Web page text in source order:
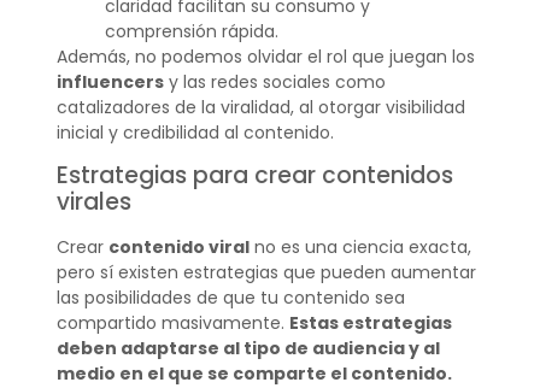
claridad facilitan su consumo y
comprensión rápida.
Además, no podemos olvidar el rol que juegan los
influencersy las redes sociales como
catalizadores de la viralidad, al otorgar visibilidad
inicial y credibilidad al contenido.
Estrategias para crear contenidos
virales
Crear contenido viralno es una ciencia exacta,
pero sí existen estrategias que pueden aumentar
las posibilidades de que tu contenido sea
compartido masivamente. Estas estrategias
deben adaptarse al tipo de audiencia y al
medio en el que se comparte el contenido.